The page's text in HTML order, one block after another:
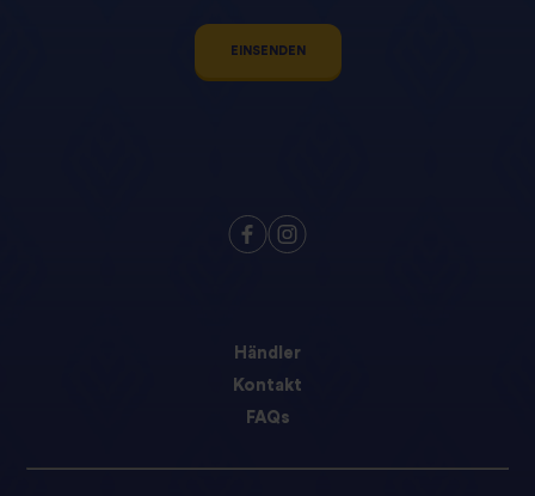
EINSENDEN
Händler
Kontakt
FAQs